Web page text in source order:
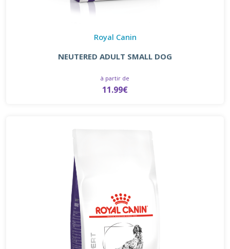
Royal Canin
NEUTERED ADULT SMALL DOG
à partir de
11.99€